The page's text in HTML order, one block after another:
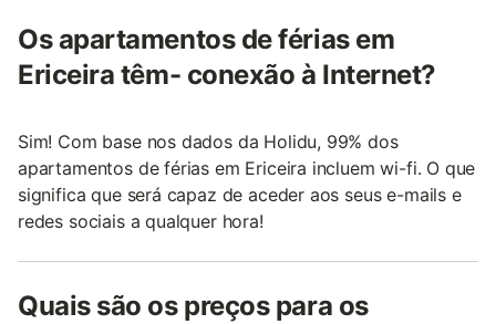
Os apartamentos de férias em
Ericeira têm- conexão à Internet?
Sim! Com base nos dados da Holidu, 99% dos
apartamentos de férias em Ericeira incluem wi-fi. O que
significa que será capaz de aceder aos seus e-mails e
redes sociais a qualquer hora!
Quais são os preços para os